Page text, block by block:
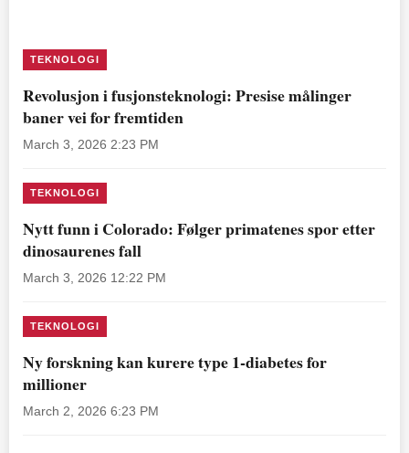
TEKNOLOGI
Revolusjon i fusjonsteknologi: Presise målinger
baner vei for fremtiden
March 3, 2026 2:23 PM
TEKNOLOGI
Nytt funn i Colorado: Følger primatenes spor etter
dinosaurenes fall
March 3, 2026 12:22 PM
TEKNOLOGI
Ny forskning kan kurere type 1-diabetes for
millioner
March 2, 2026 6:23 PM